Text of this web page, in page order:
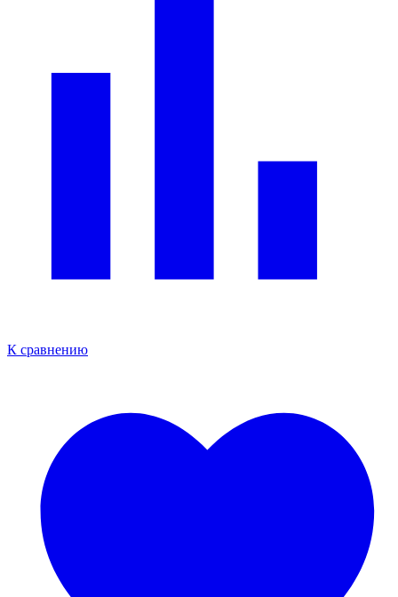
К сравнению